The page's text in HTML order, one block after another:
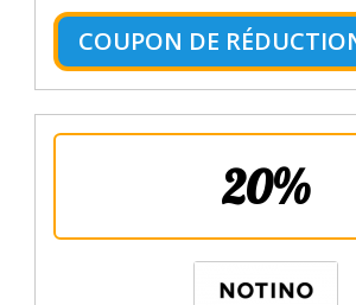
COUPON DE
20%